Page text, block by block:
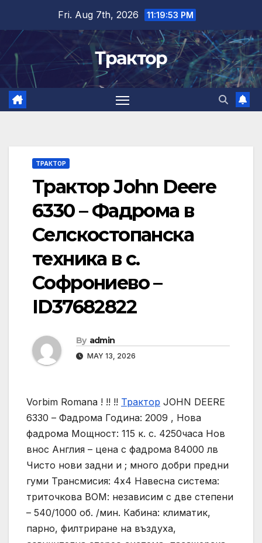
content
Fri. Aug 7th, 2026 11:19:54 PM
Трактор
ТРАКТОР
Трактор John Deere
6330 – Фадрома в
Селскостопанска
техника в с.
Софрониево –
ID37682822
By admin
MAY 13, 2026
Vorbim Romana ! !! !! Трактор JOHN DEERE
6330 – Фадрома Година: 2009 , Нова
фадрома Мощност: 115 к. с. 4250часа Нов
внос Англия – цена с фадрома 84000 лв
Чисто нови задни и ; много добри предни
гуми Трансмисия: 4х4 Навесна система:
триточкова ВОМ: независим с две степени
– 540/1000 об. /мин. Кабина: климатик,
парно, филтриране на въздуха,